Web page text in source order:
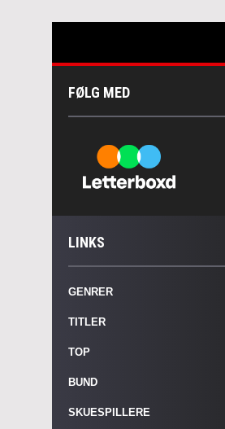
FØLG MED
LINKS
GENRER
TITLER
TOP
BUND
SKUESPILLERE